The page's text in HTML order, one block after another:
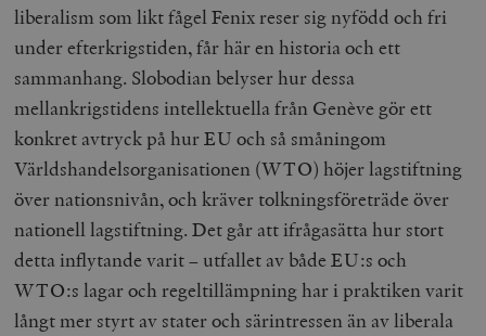
liberalism som likt fågel Fenix reser sig nyfödd och fri
under efterkrigstiden, får här en historia och ett
sammanhang. Slobodian belyser hur dessa
mellankrigstidens intellektuella från Genève gör ett
konkret avtryck på hur EU och så småningom
Världshandelsorganisationen (WTO) höjer lagstiftning
över nationsnivån, och kräver tolkningsföreträde över
nationell lagstiftning. Det går att ifrågasätta hur stort
detta inflytande varit – utfallet av både EU:s och
WTO:s lagar och regeltillämpning har i praktiken varit
långt mer styrt av stater och särintressen än av liberala